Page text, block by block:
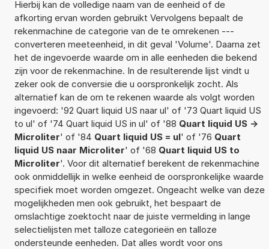
Hierbij kan de volledige naam van de eenheid of de
afkorting ervan worden gebruikt Vervolgens bepaalt de
rekenmachine de categorie van de te omrekenen ---
converteren meeteenheid, in dit geval 'Volume'. Daarna zet
het de ingevoerde waarde om in alle eenheden die bekend
zijn voor de rekenmachine. In de resulterende lijst vindt u
zeker ook de conversie die u oorspronkelijk zocht. Als
alternatief kan de om te rekenen waarde als volgt worden
ingevoerd: '92 Quart liquid US naar ul' of '73 Quart liquid US
to ul' of '74 Quart liquid US in ul' of '88 Quart liquid US ->
Microliter' of '84 Quart liquid US = ul' of '76 Quart
liquid US naar Microliter' of '68 Quart liquid US to
Microliter'. Voor dit alternatief berekent de rekenmachine
ook onmiddellijk in welke eenheid de oorspronkelijke waarde
specifiek moet worden omgezet. Ongeacht welke van deze
mogelijkheden men ook gebruikt, het bespaart de
omslachtige zoektocht naar de juiste vermelding in lange
selectielijsten met talloze categorieën en talloze
ondersteunde eenheden. Dat alles wordt voor ons